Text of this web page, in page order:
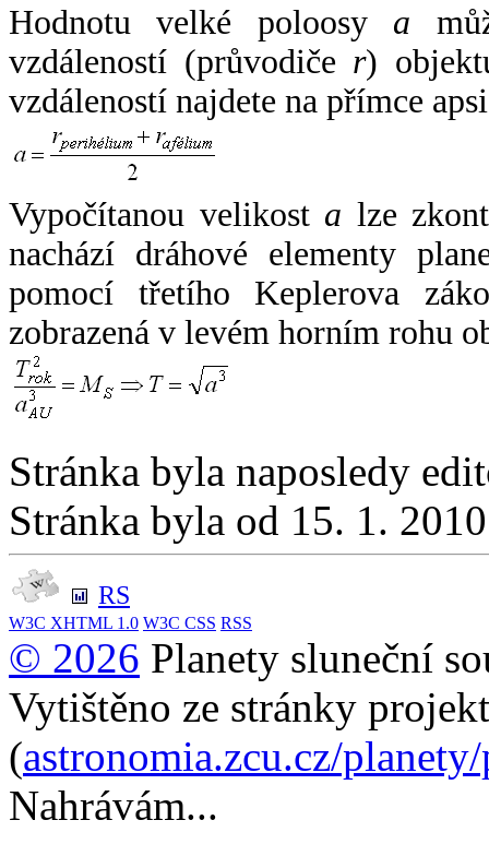
Hodnotu velké poloosy a
vzdáleností (průvodiče r)
vzdáleností najdete na přímce
Vypočítanou velikost a lze
nachází dráhové elementy
pomocí třetího Keplerova
zobrazená v levém horním rohu
Stránka byla naposledy
Stránka byla od 15. 1.
RS
W3C XHTML 1.0 W3C CSS RSS
© 2026 Planety sluneční
Vytištěno ze stránky
(astronomia.zcu.cz/
Nahrávám...